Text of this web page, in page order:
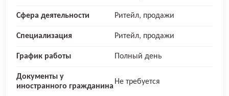
Сфера деятельности Ритейл, продажи
Специализация Ритейл, продажи
График работы Полный день
Документы у
иностранного гражданина
Не требуется